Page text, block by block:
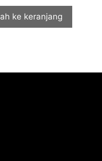
ke keranjang